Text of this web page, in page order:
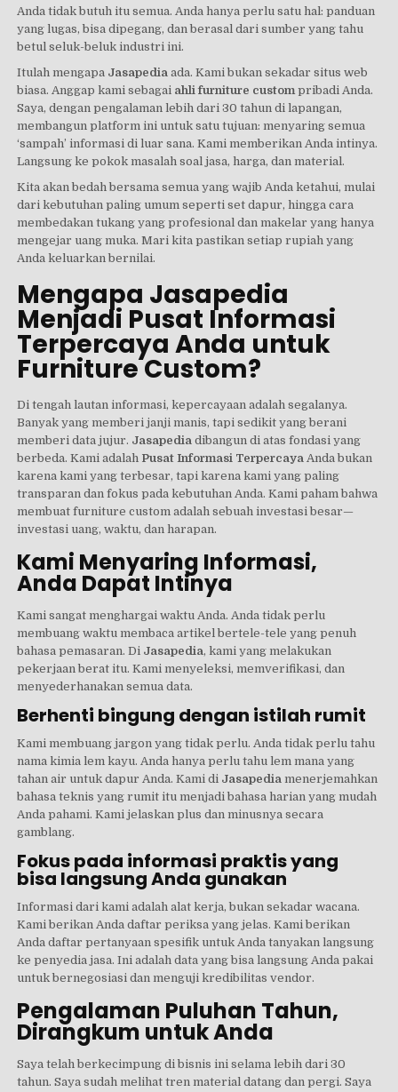
Anda tidak butuh itu semua. Anda hanya perlu satu hal: panduan
yang lugas, bisa dipegang, dan berasal dari sumber yang tahu
betul seluk-beluk industri ini.
Itulah mengapa Jasapedia ada. Kami bukan sekadar situs web
biasa. Anggap kami sebagai ahli furniture custom pribadi Anda.
Saya, dengan pengalaman lebih dari 30 tahun di lapangan,
membangun platform ini untuk satu tujuan: menyaring semua
‘sampah’ informasi di luar sana. Kami memberikan Anda intinya.
Langsung ke pokok masalah soal jasa, harga, dan material.
Kita akan bedah bersama semua yang wajib Anda ketahui, mulai
dari kebutuhan paling umum seperti set dapur, hingga cara
membedakan tukang yang profesional dan makelar yang hanya
mengejar uang muka. Mari kita pastikan setiap rupiah yang
Anda keluarkan bernilai.
Mengapa Jasapedia
Menjadi Pusat Informasi
Terpercaya Anda untuk
Furniture Custom?
Di tengah lautan informasi, kepercayaan adalah segalanya.
Banyak yang memberi janji manis, tapi sedikit yang berani
memberi data jujur. Jasapedia dibangun di atas fondasi yang
berbeda. Kami adalah Pusat Informasi Terpercaya Anda bukan
karena kami yang terbesar, tapi karena kami yang paling
transparan dan fokus pada kebutuhan Anda. Kami paham bahwa
membuat furniture custom adalah sebuah investasi besar—
investasi uang, waktu, dan harapan.
Kami Menyaring Informasi,
Anda Dapat Intinya
Kami sangat menghargai waktu Anda. Anda tidak perlu
membuang waktu membaca artikel bertele-tele yang penuh
bahasa pemasaran. Di Jasapedia, kami yang melakukan
pekerjaan berat itu. Kami menyeleksi, memverifikasi, dan
menyederhanakan semua data.
Berhenti bingung dengan istilah rumit
Kami membuang jargon yang tidak perlu. Anda tidak perlu tahu
nama kimia lem kayu. Anda hanya perlu tahu lem mana yang
tahan air untuk dapur Anda. Kami di Jasapedia menerjemahkan
bahasa teknis yang rumit itu menjadi bahasa harian yang mudah
Anda pahami. Kami jelaskan plus dan minusnya secara
gamblang.
Fokus pada informasi praktis yang
bisa langsung Anda gunakan
Informasi dari kami adalah alat kerja, bukan sekadar wacana.
Kami berikan Anda daftar periksa yang jelas. Kami berikan
Anda daftar pertanyaan spesifik untuk Anda tanyakan langsung
ke penyedia jasa. Ini adalah data yang bisa langsung Anda pakai
untuk bernegosiasi dan menguji kredibilitas vendor.
Pengalaman Puluhan Tahun,
Dirangkum untuk Anda
Saya telah berkecimpung di bisnis ini selama lebih dari 30
tahun. Saya sudah melihat tren material datang dan pergi. Saya